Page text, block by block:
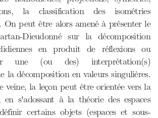
la classification des isométries
On peut être alors amené à présenter le
Dieudonné sur la décomposition
en produit de réflexions ou
une (ou des) interprétation(s)
la décomposition en valeurs singulières.
veine, la leçon peut être orientée vers la
en s'adossant à la théorie des espaces
certains objets (espaces et sous-